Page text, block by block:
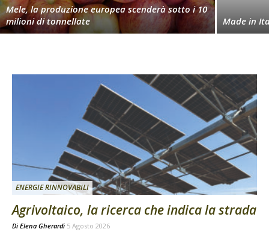
Mele, la produzione europea scenderà sotto i 10
milioni di tonnellate
Made in
ENERGIE RINNOVABILI
Agrivoltaico, la ricerca che indica la strada
Di Elena Gherardi 5 Agosto 2026